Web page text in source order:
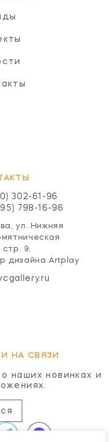
302-61-96
798-16-96
ул. Нижняя
стр. 9,
дизайна Artplay
НА СВЯЗИ
наших новинках и